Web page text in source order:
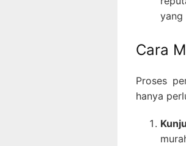
yang
Cara
Proses
hanya